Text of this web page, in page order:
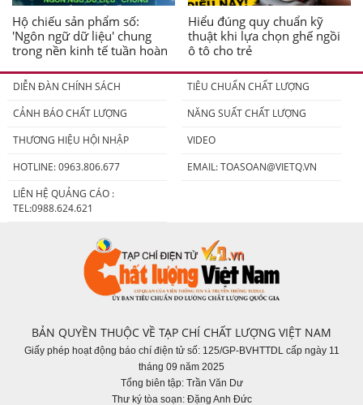
Hộ chiếu sản phẩm số:
'Ngôn ngữ dữ liệu' chung
trong nền kinh tế tuần hoàn
Hiểu đúng quy chuẩn kỹ
thuật khi lựa chọn ghế ngồi
ô tô cho trẻ
DIỄN ĐÀN CHÍNH SÁCH
TIÊU CHUẨN CHẤT LƯỢNG
CẢNH BÁO CHẤT LƯỢNG
NĂNG SUẤT CHẤT LƯỢNG
THƯƠNG HIỆU HỘI NHẬP
VIDEO
HOTLINE: 0963.806.677
EMAIL:TOASOAN@VIETQ.VN
LIÊN HỆ QUẢNG CÁO :
TEL:0988.624.621
BẢN QUYỀN THUỘC VỀ TẠP CHÍ CHẤT LƯỢNG VIỆT NAM
Giấy phép hoạt động báo chí điện tử số: 125/GP-BVHTTDL cấp ngày 11
tháng 09 năm 2025
Tổng biên tập: Trần Văn Dư
Thư ký tòa soạn: Đặng Anh Đức